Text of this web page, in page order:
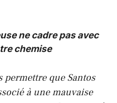
ne cadre pas avec
chemise
permettre que Santos
à une mauvaise